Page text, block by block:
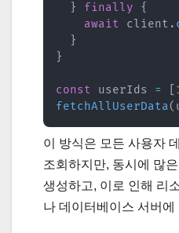
}
finally
{
await client .
}
}
const userIds =
fetchAllUserData(
이 방식은 모든 사용자
조회하지만, 동시에 많
생성하고, 이로 인해 리
나 데이터베이스 서버